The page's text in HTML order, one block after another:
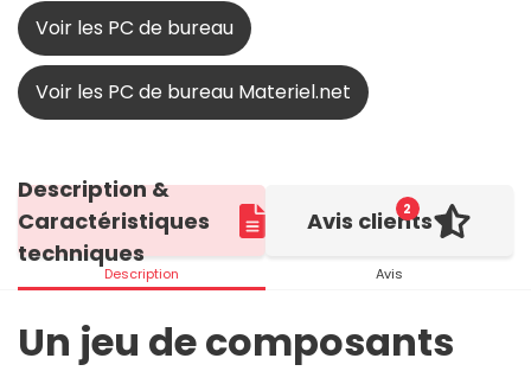
Voir les PC de bureau
Voir les PC de bureau Materiel.net
Description &
Caractéristiques
techniques
Description
2
Avis clients
Avis
Un jeu de composants